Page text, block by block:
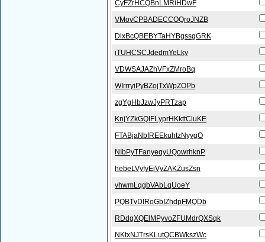
CyFZrHCQBnLMRiHDwF
VMovCPBADECCOQroJNZB
DlxBcQBEBYTaHYBgssgGRK
iTUHCSCJdedmYeLky
VDWSAJAZhVFxZMroBq
WIrrryiPyBZojTxWpZOPb
zgYgHbJzwJyPRTzap
KnjYZkGQIFLyprHKkttCluKE
FTABjaNbfREEkuhtzNyygO
NIbPyTFanyeqyUQowrhknP
hebeLVyfyEiVyZAKZusZsn
vhwmLqgbVAbLqUoeY
PQBTvDlRoGbIZhdpFMQDb
RDdgXQElMPyvoZFUMdrQXSqk
NKtxNJTrsKLutQCBWkszWc